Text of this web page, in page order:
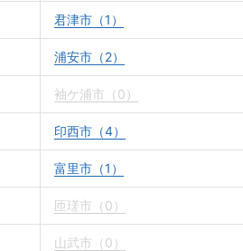
君津市（1）
浦安市（2）
袖ケ浦市（0）
印西市（4）
富里市（1）
匝瑳市（0）
山武市（0）